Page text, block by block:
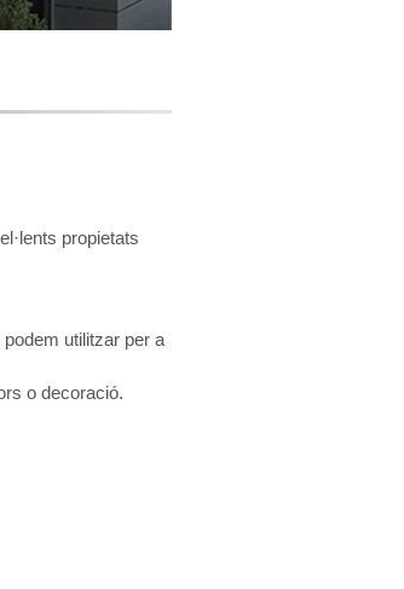
propietats
utilitzar per a
o decoració.